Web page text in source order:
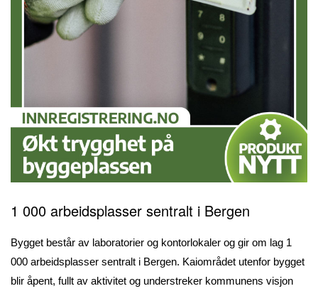
1 000 arbeidsplasser sentralt i Bergen
Bygget består av laboratorier og kontorlokaler og gir om lag 1
000 arbeidsplasser sentralt i Bergen. Kaiområdet utenfor bygget
blir åpent, fullt av aktivitet og understreker kommunens visjon